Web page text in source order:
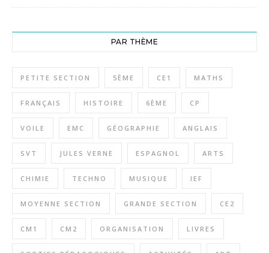
PAR THÈME
PETITE SECTION 5ÈME CE1 MATHS
FRANÇAIS HISTOIRE 6ÈME CP
VOILE EMC GÉOGRAPHIE ANGLAIS
SVT JULES VERNE ESPAGNOL ARTS
CHIMIE TECHNO MUSIQUE IEF
MOYENNE SECTION GRANDE SECTION CE2
CM1 CM2 ORGANISATION LIVRES